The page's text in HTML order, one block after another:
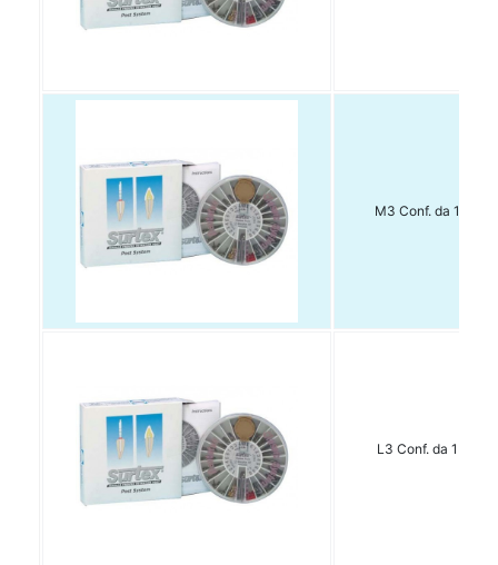
M3 Conf. da 15 pz.
L3 Conf. da 15 pz.